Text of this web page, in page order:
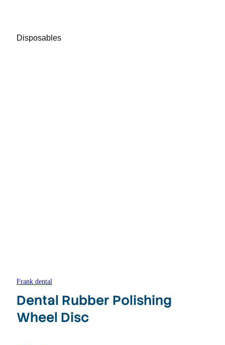
Disposables
Frank dental
Dental Rubber Polishing
Wheel Disc